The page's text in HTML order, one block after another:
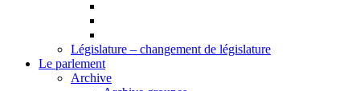
Législature – changement de législature
Le parlement
Archive